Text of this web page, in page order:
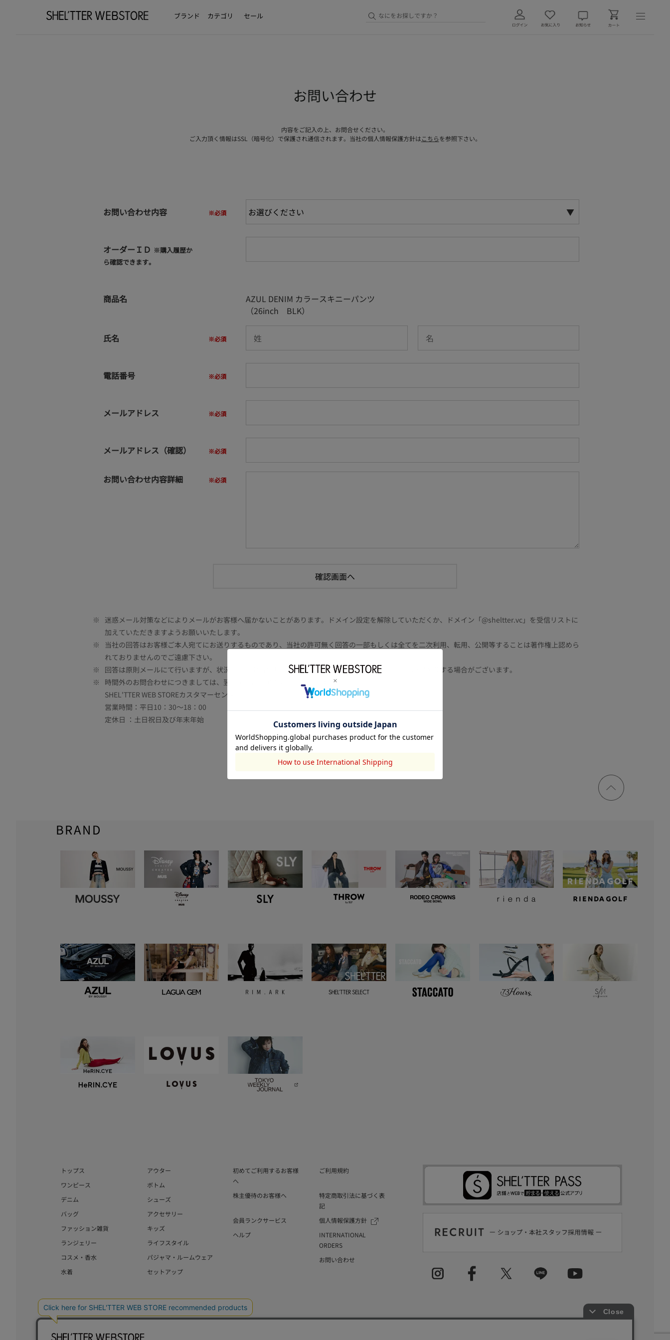
ブランド カテゴリ セール
お問い合わせ
内容をご記入の上、お問合せください。
ご入力頂く情報はSSL（暗号化）で保護され通信されます。当社の個人情報保護方針はこちらを参照下さい。
お問い合わせ内容
オーダーＩＤ ※購入履歴か
ら確認できます。
商品名
AZUL DENIM カラースキニーパンツ
（26inch BLK）
氏名
電話番号
メールアドレス
メールアドレス（確認）
お問い合わせ内容詳細
※
迷惑メール対策などによりメールがお客様へ届かないことがあります。ドメイン設定を解除していただくか、ドメイン「@sheltter.vc」を受信リストに
加えていただきますようお願いいたします。
※
当社の回答はお客様ご本人宛てにお送りするものであり、当社の許可無く回答の一部もしくは全てを二次利用、転用、公開等することは著作権上認めら
れておりませんのでご遠慮下さい。
※
回答は原則メールにて行いますが、状況により電話や書面等の場合もございます。また内容により時間を要する場合がございます。
※
時間外のお問合わせにつきましては、翌営業日より順次対応いたします。
SHEL'TTER WEB STOREカスタマーセンター
営業時間：平日10：30～18：00
定休日 ：土日祝日及び年末年始
ページ
トップ
BRAND
トップス
アウター
ワンピース
ボトム
デニム
シューズ
バッグ
アクセサリー
ファッション雑貨
キッズ
ランジェリー
ライフスタイル
コスメ・香水
パジャマ・ルームウェア
水着
セットアップ
初めてご利用するお客様
へ
ご利用規約
株主優待のお客様へ
特定商取引法に基づく表
記
会員ランクサービス
個人情報保護方針
ヘルプ
INTERNATIONAL
ORDERS
お問い合わせ